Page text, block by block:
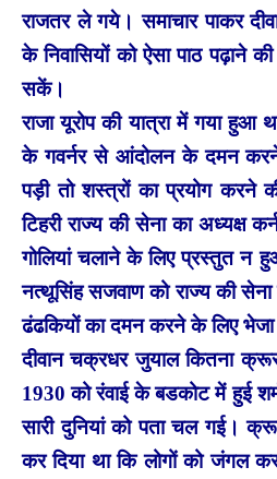
राजतर ले गये। समाचार पाकर
के निवासियों को ऐसा पाठ पढ़ाने
सकें।
राजा यूरोप की यात्रा में गया हुआ
के गवर्नर से आंदोलन के दमन
पड़ी तो शस्त्रों का प्रयोग करने
टिहरी राज्य की सेना का अध्यक्ष
गोलियां चलाने के लिए प्रस्तुत न
नत्थूसिंह सजवाण को राज्य की
ढंढकियों का दमन करने के लिए
दीवान चक्रधर जुयाल कितना
1930 को रंवाई के बडकोट में हुई
सारी दुनियां को पता चल गई।
कर दिया था कि लोगों को जंगल